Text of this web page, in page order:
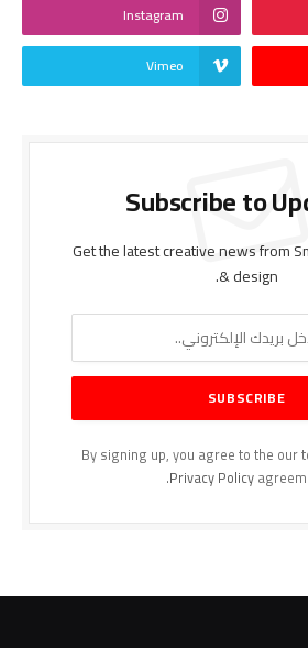
Instagram
Vimeo
Subscribe to
Get the latest creative news from
& design.
Privacy Policy